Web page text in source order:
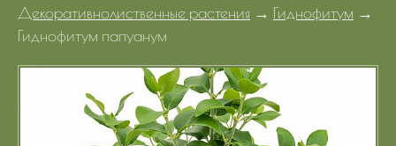
Декоративнолиственные растения → Гиднофитум →
Гиднофитум папуанумУслуги
Портфолио
Цены